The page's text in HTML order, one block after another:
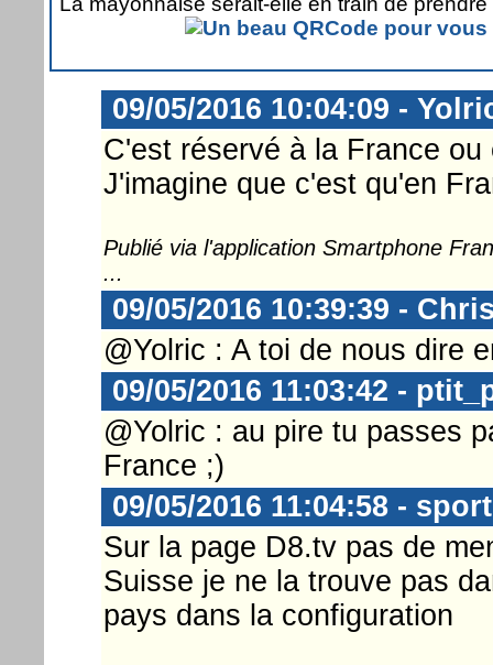
09/05/2016 10:04:09 -
C'est réservé à la France
J'imagine que c'est qu'en
Publié via l'application Smartphone
...
09/05/2016 10:39:39 -
@Yolric : A toi de nous dire
09/05/2016 11:03:42 -
@Yolric : au pire tu passes
France ;)
09/05/2016 11:04:58 -
Sur la page D8.tv pas de
Suisse je ne la trouve pas
pays dans la configuration